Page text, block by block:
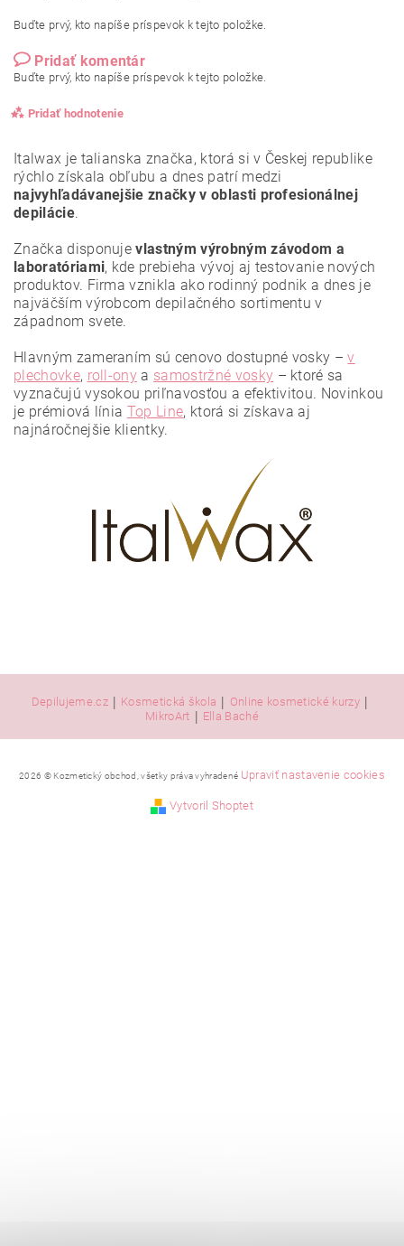
Buďte prvý, kto napíše príspevok k tejto položke.
Pridať komentár
Buďte prvý, kto napíše príspevok k tejto položke.
Pridať hodnotenie
Vložením hodnotenie súhlasíte spodmienkami ochrany
osobných údajov.
Italwax je talianska značka, ktorá si v Českej republike
rýchlo získala obľubu a dnes patrí medzi
najvyhľadávanejšie značky v oblasti profesionálnej
depilácie.
Značka disponujevlastným výrobným závodom a
laboratóriami, kde prebieha vývoj aj testovanie nových
produktov. Firma vznikla ako rodinný podnik a dnes je
najväčším výrobcom depilačného sortimentu v
západnom svete.
Hlavným zameraním sú cenovo dostupné vosky –v
plechovke, roll-ony a samostržné vosky – ktoré sa
vyznačujú vysokou priľnavosťou a efektivitou. Novinkou
je prémiová línia Top Line, ktorá si získava aj
najnáročnejšie klientky.
Depilujeme.cz | Kosmetická škola | Online kosmetické kurzy |
MikroArt | Ella Baché
2026 © Kozmetický obchod, všetky práva vyhradené Upraviť nastavenie cookies
Vytvoril Shoptet